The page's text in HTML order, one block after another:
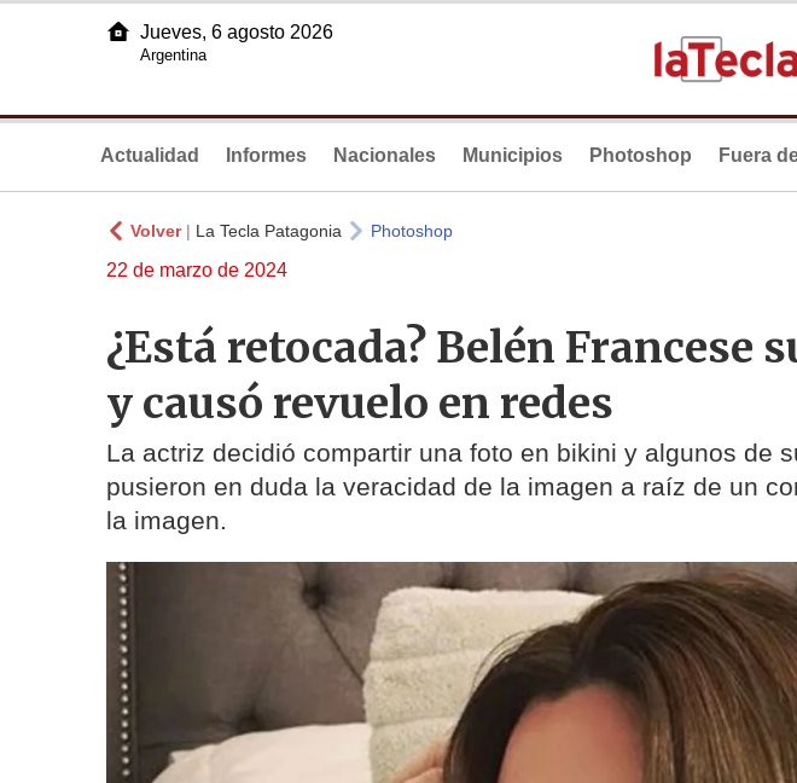
Jueves, 6 agosto 2026
Argentina
Actualidad Informes Nacionales Municipios Photoshop Fuera
Volver| La Tecla Patagonia Photoshop
22 de marzo de 2024
¿Está retocada? Belén Francese
y causó revuelo en redes
La actriz decidió compartir una foto en bikini y algunos de
pusieron en duda la veracidad de la imagen a raíz de un
la imagen.